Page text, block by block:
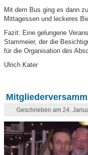
Mit dem Bus ging es dann
Mittagessen und leckeres
Fazit: Eine gelungene
Stammeier, der die
für die Organisation des
Ulrich Kater
Geschrieben am 24.